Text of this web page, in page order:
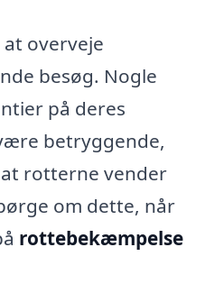
overveje
besøg. Nogle
på deres
betryggende,
rotterne vender
om dette, når
rottebekæmpelse